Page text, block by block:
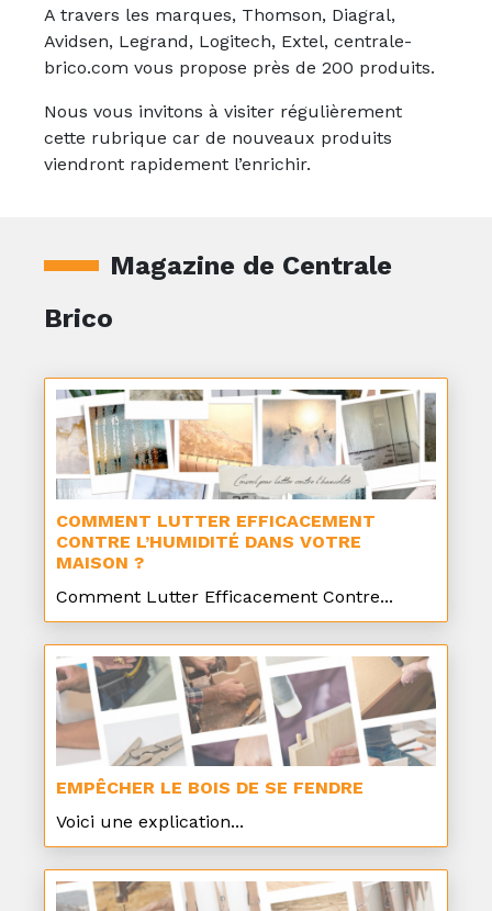
A travers les marques, Thomson, Diagral,
Avidsen, Legrand, Logitech, Extel, centrale-
brico.com vous propose près de 200 produits.
Nous vous invitons à visiter régulièrement
cette rubrique car de nouveaux produits
viendront rapidement l’enrichir.
Magazine de Centrale
Brico
COMMENT LUTTER EFFICACEMENT
CONTRE L’HUMIDITÉ DANS VOTRE
MAISON ?
Comment Lutter Efficacement Contre...
EMPÊCHER LE BOIS DE SE FENDRE
Voici une explication...